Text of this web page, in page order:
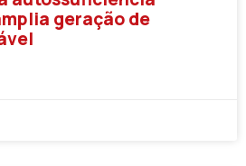
geração de